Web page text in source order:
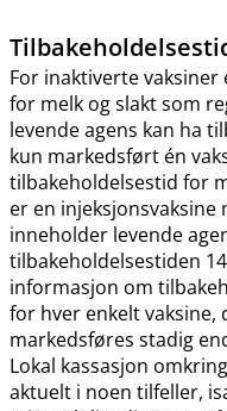
For inaktiverte
for melk og slakt som
levende agens kan ha
kun markedsført én
tilbakeholdelsestid for
er en
inneholder levende
tilbakeholdelsestiden
informasjon om
for hver enkelt vaksine,
markedsføres stadig
Lokal kassasjon
aktuelt i noen tilfeller,